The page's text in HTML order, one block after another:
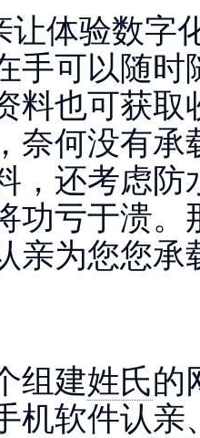
体验数字
手可以随
料也可获
奈何没有
，还考虑
功亏于溃。
亲为您您承
组建姓氏的
机软件认